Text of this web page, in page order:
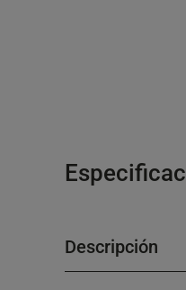
Descripción